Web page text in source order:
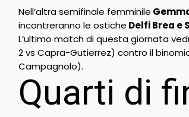
Nell’altra semifinale femminile
incontreranno le ostiche Delfi Brea e
L’ultimo match di questa giornata
2 vs Capra-Gutierrez) contro il
Campagnolo).
Quarti di